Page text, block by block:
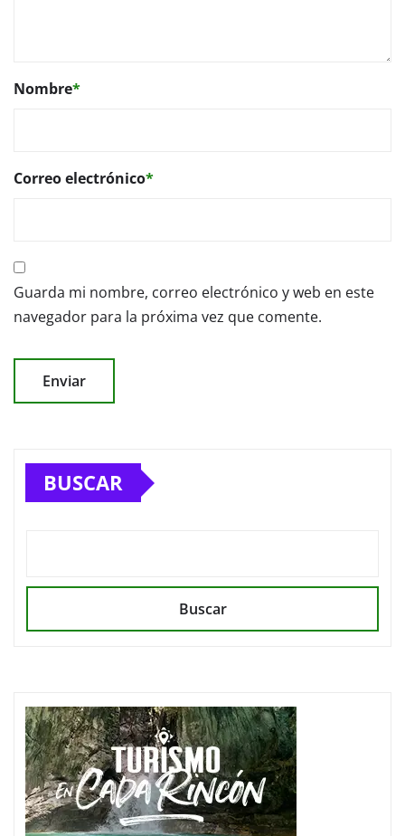
Nombre*
Correo electrónico*
Guarda mi nombre, correo electrónico y web en este
navegador para la próxima vez que comente.
BUSCAR
Buscar